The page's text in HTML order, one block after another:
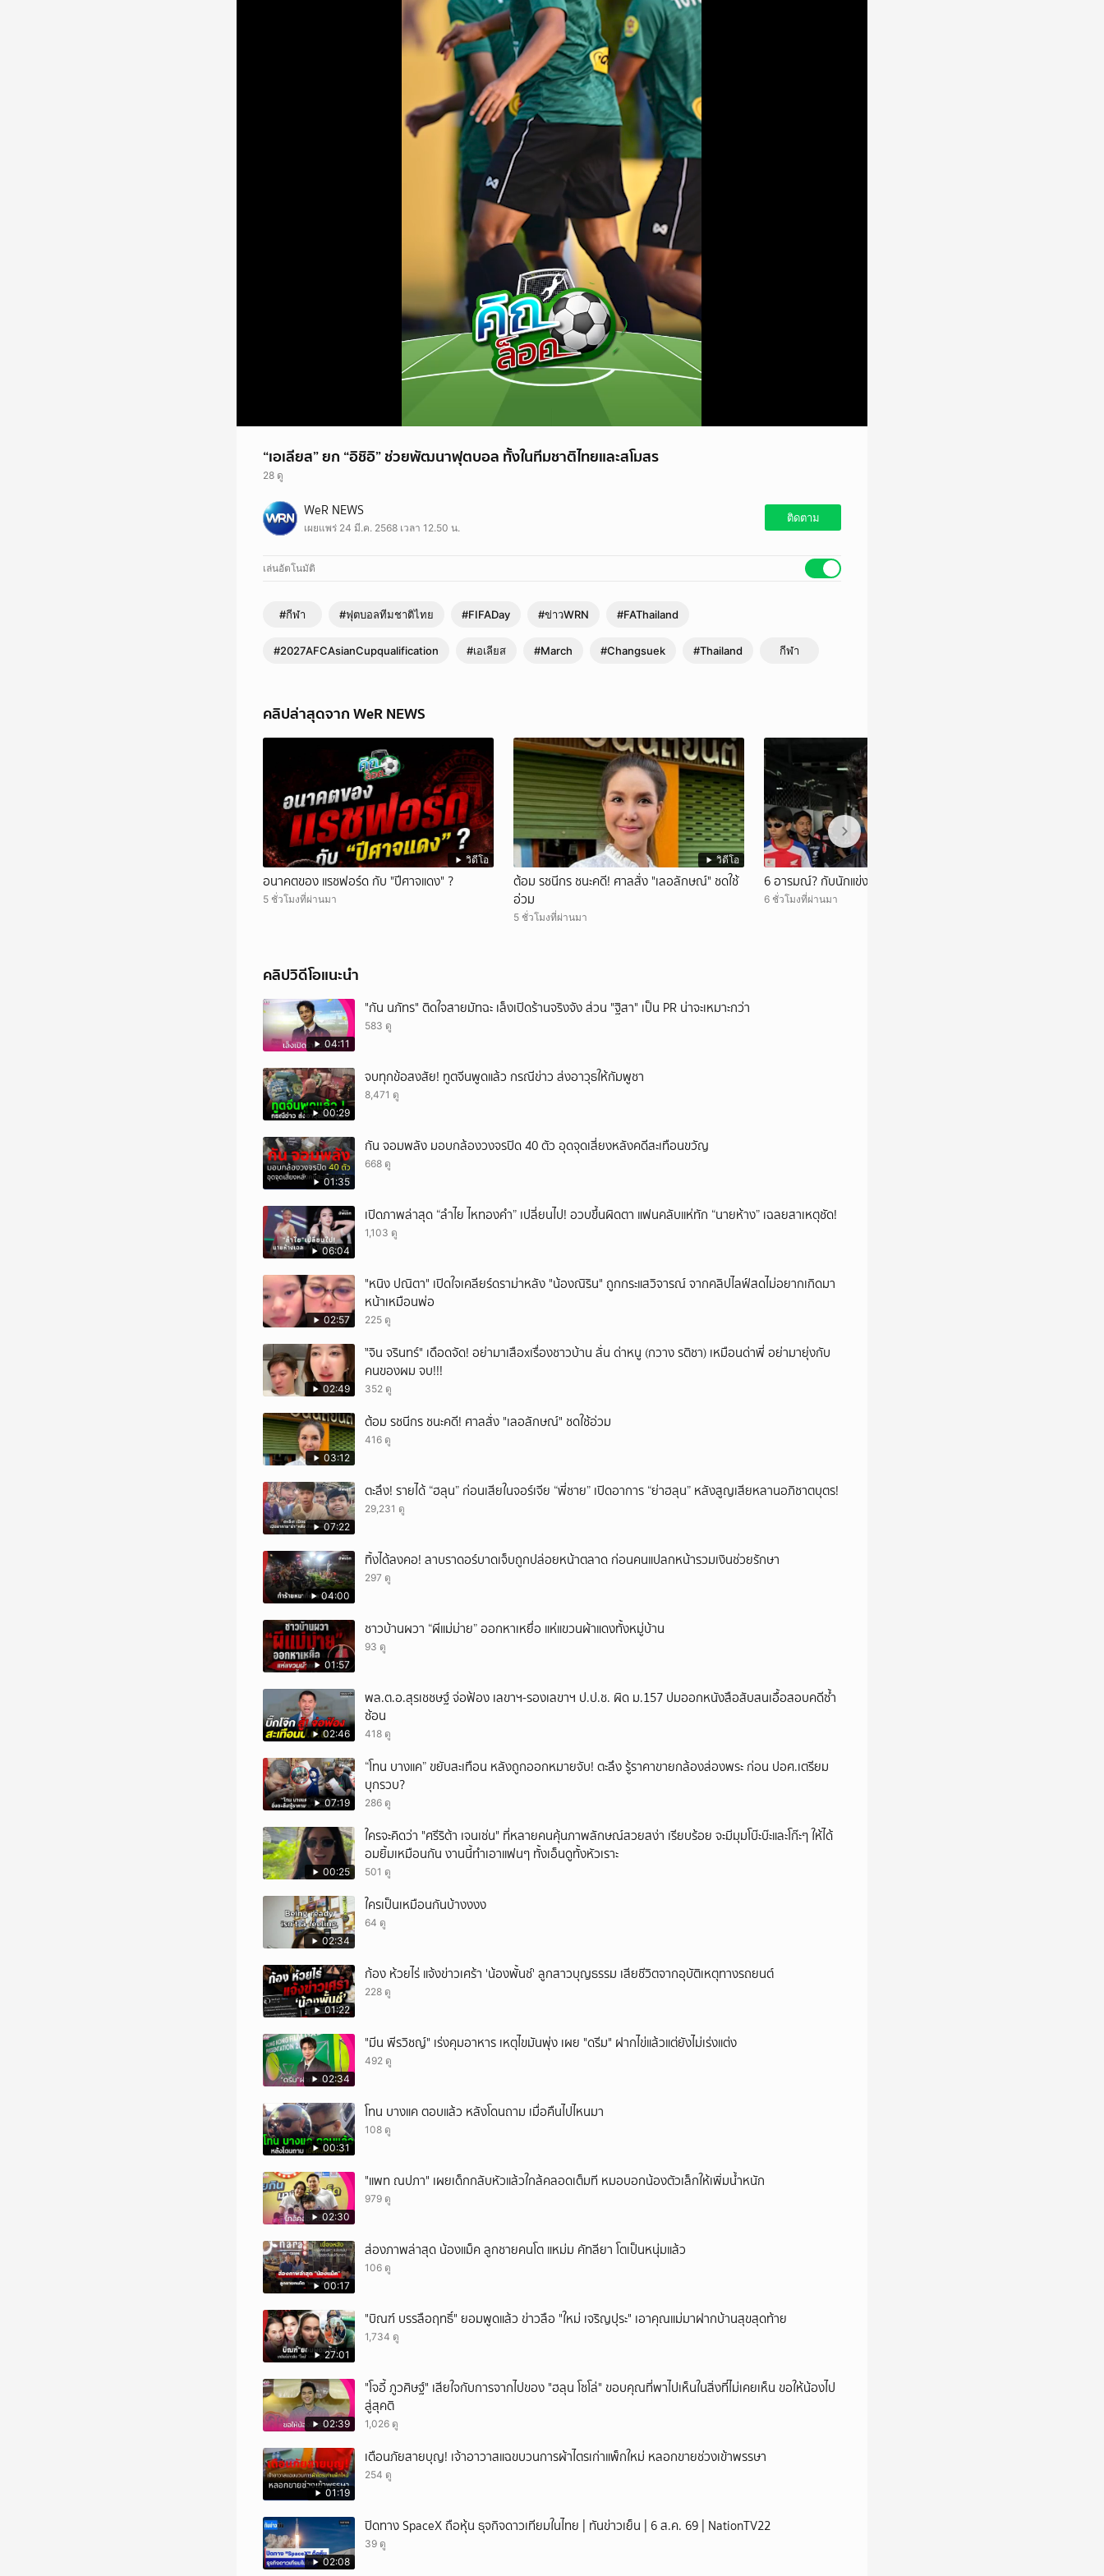
“เอเลียส” ยก “อิชิอิ” ช่วยพัฒนาฟุตบอล ทั้งในทีมชาติไทยและสโมสร
28 ดู
WeR NEWS
เผยแพร่ 24 มี.ค. 2568 เวลา 12.50 น.
ติดตาม
เล่นอัตโนมัติ
#กีฬา #ฟุตบอลทีมชาติไทย #FIFADay #ข่าวWRN #FAThailand
#2027AFCAsianCupqualification #เอเลียส #March #Changsuek #Thailand กีฬา
คลิปล่าสุดจาก WeR NEWS
วิดีโอ
อนาคตของ แรชฟอร์ด กับ "ปีศาจแดง" ?
5 ชั่วโมงที่ผ่านมา
วิดีโอ
ต้อม รชนีกร ชนะคดี! ศาลสั่ง "เลอลักษณ์" ชดใช้
อ่วม
5 ชั่วโมงที่ผ่านมา
6 อารมณ์? กับนักแข่ง EP.2
6 ชั่วโมงที่ผ่านมา
คลิปวิดีโอแนะนำ
04:11
"กัน นภัทร" ติดใจสายมัทฉะ เล็งเปิดร้านจริงจัง ส่วน "ฐิสา" เป็น PR น่าจะเหมาะกว่า
583 ดู
00:29
จบทุกข้อสงสัย! ทูตจีนพูดแล้ว กรณีข่าว ส่งอาวุธให้กัมพูชา
8,471 ดู
01:35
กัน จอมพลัง มอบกล้องวงจรปิด 40 ตัว อุดจุดเสี่ยงหลังคดีสะเทือนขวัญ
668 ดู
06:04
เปิดภาพล่าสุด “ลำไย ไหทองคำ” เปลี่ยนไป! อวบขึ้นผิดตา แฟนคลับแห่ทัก “นายห้าง” เฉลยสาเหตุชัด!
1,103 ดู
02:57
"หนิง ปณิตา" เปิดใจเคลียร์ดราม่าหลัง "น้องณิริน" ถูกกระแสวิจารณ์ จากคลิปไลฟ์สดไม่อยากเกิดมา
หน้าเหมือนพ่อ
225 ดู
02:49
ั่"จิน จรินทร์" เดือดจัด! อย่ามาเสือxเรื่องชาวบ้าน ลั่น ด่าหนู (กวาง รติชา) เหมือนด่าพี่ อย่ามายุ่งกับ
คนของผม จบ!!!
352 ดู
03:12
ต้อม รชนีกร ชนะคดี! ศาลสั่ง "เลอลักษณ์" ชดใช้อ่วม
416 ดู
07:22
ตะลึง! รายได้ “ฮลุน” ก่อนเสียในจอร์เจีย “พี่ชาย” เปิดอาการ “ย่าฮลุน” หลังสูญเสียหลานอภิชาตบุตร!
29,231 ดู
04:00
ทิ้งได้ลงคอ! ลาบราดอร์บาดเจ็บถูกปล่อยหน้าตลาด ก่อนคนแปลกหน้ารวมเงินช่วยรักษา
297 ดู
01:57
ชาวบ้านผวา “ผีแม่ม่าย” ออกหาเหยื่อ แห่แขวนผ้าแดงทั้งหมู่บ้าน
93 ดู
02:46
พล.ต.อ.สุรเชชษฐ์ จ่อฟ้อง เลขาฯ-รองเลขาฯ ป.ป.ช. ผิด ม.157 ปมออกหนังสือสับสนเอื้อสอบคดีซ้ำ
ซ้อน
418 ดู
07:19
“โทน บางแค” ขยับสะเทือน หลังถูกออกหมายจับ! ตะลึง รู้ราคาขายกล้องส่องพระ ก่อน ปอศ.เตรียม
บุกรวบ?
286 ดู
00:25
ใครจะคิดว่า "ศรีริต้า เจนเซ่น" ที่หลายคนคุ้นภาพลักษณ์สวยสง่า เรียบร้อย จะมีมุมโบ๊ะบ๊ะและโก๊ะๆ ให้ได้
อมยิ้มเหมือนกัน งานนี้ทำเอาแฟนๆ ทั้งเอ็นดูทั้งหัวเราะ
501 ดู
02:34
ใครเป็นเหมือนกันบ้างงงง
64 ดู
01:22
ก้อง ห้วยไร่ แจ้งข่าวเศร้า 'น้องพั้นช์' ลูกสาวบุญธรรม เสียชีวิตจากอุบัติเหตุทางรถยนต์
228 ดู
02:34
"มีน พีรวิชญ์" เร่งคุมอาหาร เหตุไขมันพุ่ง เผย "ดรีม" ฝากไข่แล้วแต่ยังไม่เร่งแต่ง
492 ดู
00:31
โทน บางแค ตอบแล้ว หลังโดนถาม เมื่อคืนไปไหนมา
108 ดู
02:30
"แพท ณปภา" เผยเด็กกลับหัวแล้วใกล้คลอดเต็มที หมอบอกน้องตัวเล็กให้เพิ่มน้ำหนัก
979 ดู
00:17
ส่องภาพล่าสุด น้องแม็ค ลูกชายคนโต แหม่ม คัทลียา โตเป็นหนุ่มแล้ว
106 ดู
27:01
"บิณฑ์ บรรลือฤทธิ์" ยอมพูดแล้ว ข่าวลือ "ใหม่ เจริญปุระ" เอาคุณแม่มาฝากบ้านสุขสุดท้าย
1,734 ดู
02:39
"โจอี้ ภูวศิษฐ์" เสียใจกับการจากไปของ "ฮลุน โซโล่" ขอบคุณที่พาไปเห็นในสิ่งที่ไม่เคยเห็น ขอให้น้องไป
สู่สุคติ
1,026 ดู
01:19
เตือนภัยสายบุญ! เจ้าอาวาสแฉขบวนการผ้าไตรเก่าแพ็กใหม่ หลอกขายช่วงเข้าพรรษา
254 ดู
02:08
ปิดทาง SpaceX ถือหุ้น ธุจกิจดาวเทียมในไทย | ทันข่าวเย็น | 6 ส.ค. 69 | NationTV22
39 ดู
ยกเลิก